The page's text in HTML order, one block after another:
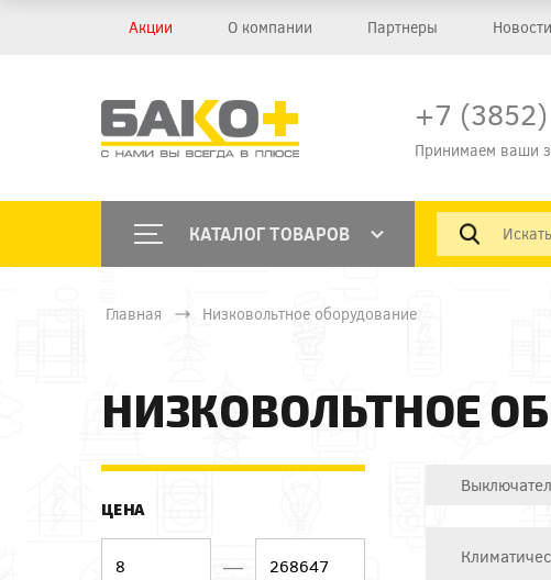
Акции О компании Партнеры Новости
+7 (3852)
Принимаем ваши
КАТАЛОГ ТОВАРОВ
Главная Низковольтное оборудование
НИЗКОВОЛЬТНОЕ
ЦЕНА
—